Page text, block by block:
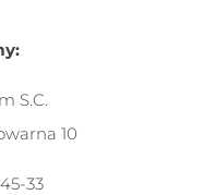
S.C.
10
33